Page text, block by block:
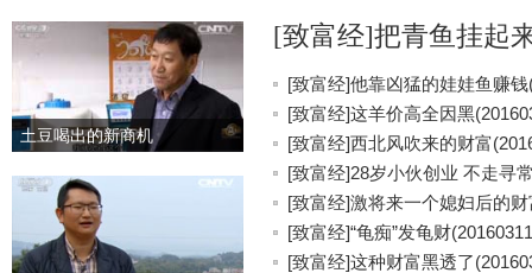
土豆喝出的新商机
[致富经]把青鱼挂起
[致富经]他靠凶猛的娃娃鱼赚钱
[致富经]这羊价高全因黑
[致富经]西北风吹来的财富
[致富经]28岁小伙创业 不走寻
[致富经]激将来一个媳妇后的
[致富经]“龟痴”发龟财
[致富经]这种财富黑透了